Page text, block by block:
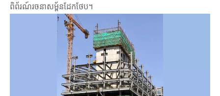
ពិព័រណ៍រចនាសម្ព័នដែកថែប។